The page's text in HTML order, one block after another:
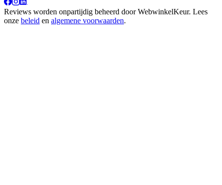
Reviews worden onpartijdig beheerd doorWebwinkelKeur. Lees
onze beleid en algemene voorwaarden.